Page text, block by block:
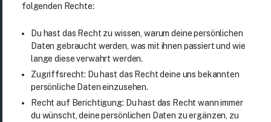
folgenden Rechte:
Du hast das Recht zu wissen, warum deine persönlichen
Daten gebraucht werden, was mit ihnen passiert und wie
lange diese verwahrt werden.
Zugriffsrecht: Du hast das Recht deine uns bekannten
persönliche Daten einzusehen.
Recht auf Berichtigung: Du hast das Recht wann immer
du wünscht, deine persönlichen Daten zu ergänzen, zu